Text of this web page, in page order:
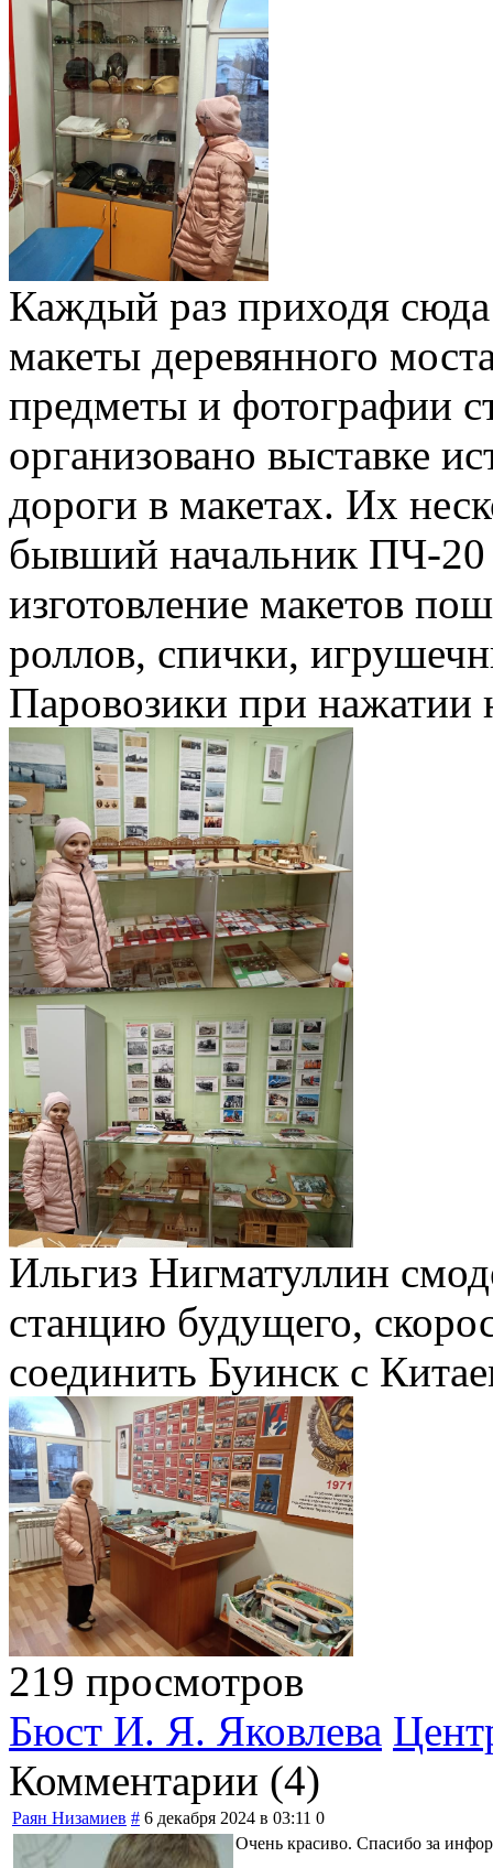
Каждый раз приходя
макеты деревянного
предметы и фотографии
организовано выставке
дороги в макетах. Их
бывший начальник ПЧ-
изготовление макетов
роллов, спички,
Паровозики при нажатии
Ильгиз Нигматуллин
станцию будущего,
соединить Буинск с
219 просмотров
Бюст И. Я. Яковлева
Комментарии (4)
Раян Низамиев # 6 декабря 2024 в 03:11 0
Очень красиво. Спасибо за